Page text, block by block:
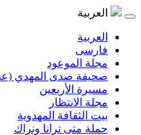
المهدي (عجّل الله فرجه)
المهدوية
ترانا ونراك